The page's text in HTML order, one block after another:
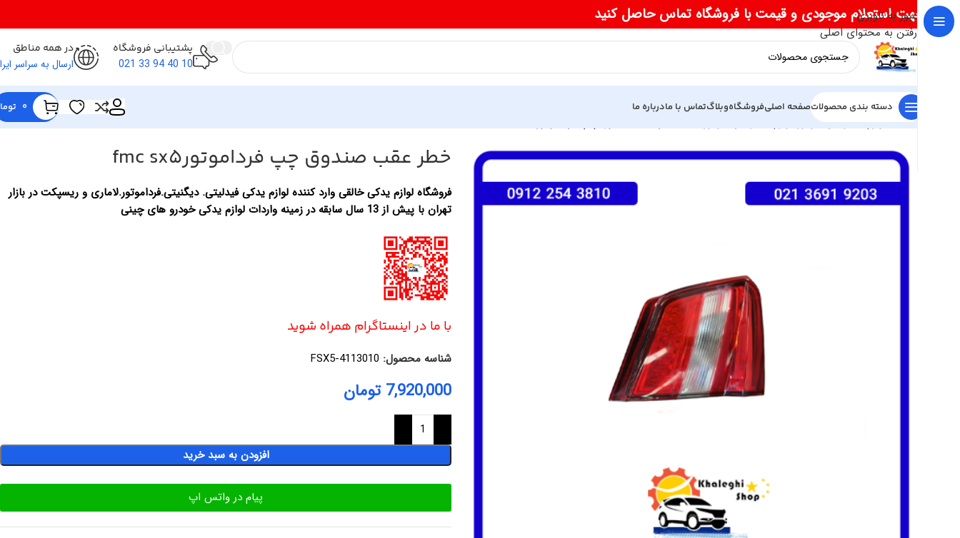
عبور به ناوبری
رفتن به محتوای اصلی
جهت استعلام موجودی و قیمت با فروشگاه تماس حاصل کنید
پشتیبانی فروشگاه
10 40 94 33 021
در همه مناطق
ارسال به سراسر
دسته بندی محصولاتصفحه اصلیفروشگاهوبلاگتماس با مادرباره ما 0
خانه لوازم یدکی فرداموتور
خطر عقب صندوق چپ فرداموتورfmc sx5
فروشگاه لوازم یدکی خالقی وارد کننده لوازم یدکی فیدلیتی. دیگنیتی.فرداموتور.لاماری و ریسپکت در بازار
تهران با پیش از 13 سال سابقه در زمینه واردات لوازم یدکی خودرو های چینی
با ما در اینستاگرام همراه شوید
شناسه محصول: FSX5-4113010
7,920,000 تومان
افزودن به سبد خرید
پیام در واتس اپ